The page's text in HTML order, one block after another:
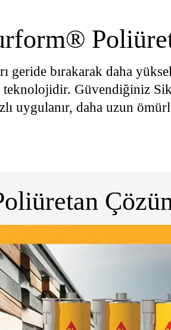
bırakarak daha
teknolojidir. Güvendiğiniz
uygulanır, daha uzun